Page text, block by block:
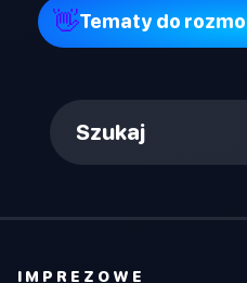
👋Tematy do
Szukaj
IMPREZOWE